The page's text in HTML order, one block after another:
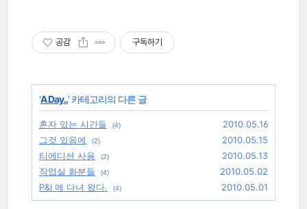
공감 구독하기
'A Day..' 카테고리의 다른 글
혼자 있는 시간들 (4)
2010.05.16
그것 있음에
(2)
2010.05.15
티에디션 사용
(2)
2010.05.13
작업실 화분들
(4)
2010.05.02
P&I 에 다녀 왔다.
(4) 2010.05.01